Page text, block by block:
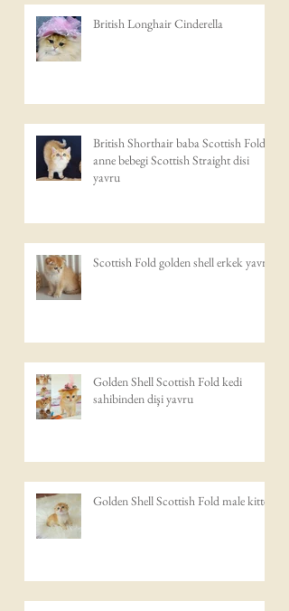
British Longhair Cinderella
British Shorthair baba Scottish Fold
anne bebegi Scottish Straight disi
yavru
Scottish Fold golden shell erkek yavru
Golden Shell Scottish Fold kedi
sahibinden dişi yavru
Golden Shell Scottish Fold male kitten